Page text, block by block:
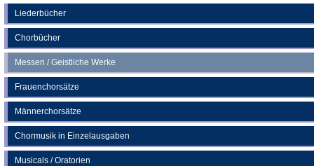
Liederbücher
Chorbücher
Messen / Geistliche Werke
Frauenchorsätze
Männerchorsätze
Chormusik in Einzelausgaben
Musicals / Oratorien
neuen
Tab)
einem
neuen